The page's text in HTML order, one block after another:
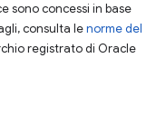
sono concessi in base
consulta lenorme del
registrato di Oracle